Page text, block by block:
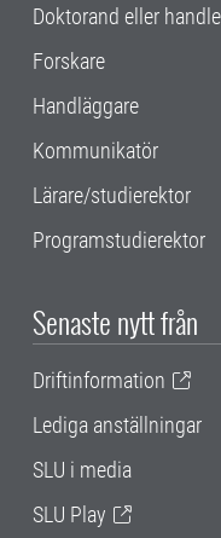
Doktorand eller
Forskare
Handläggare
Kommunikatör
Lärare/studierektor
Programstudierektor
Senaste nytt från
Driftinformation
Lediga anställningar
SLU i media
SLU Play